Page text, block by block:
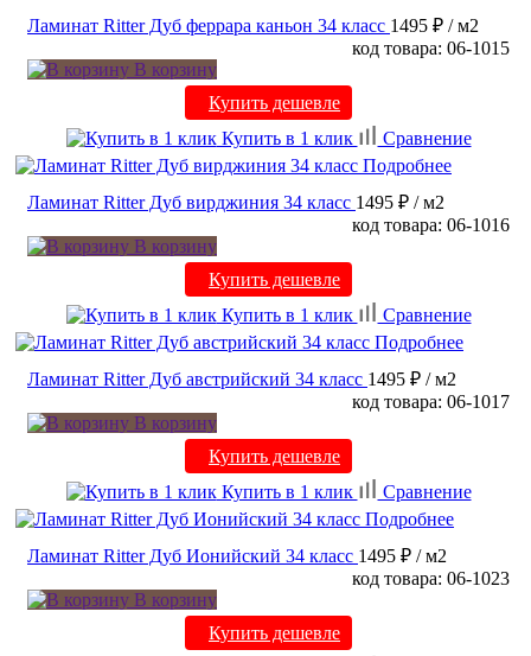
Ламинат Ritter Дуб феррара каньон 34 класс 1495 ₽ / м2
код товара: 06-1015
В корзину
Купить дешевле
Купить в 1 клик
Сравнение
Подробнее
Ламинат Ritter Дуб вирджиния 34 класс 1495 ₽ / м2
код товара: 06-1016
В корзину
Купить дешевле
Купить в 1 клик
Сравнение
Подробнее
Ламинат Ritter Дуб австрийский 34 класс 1495 ₽ / м2
код товара: 06-1017
В корзину
Купить дешевле
Купить в 1 клик
Сравнение
Подробнее
Ламинат Ritter Дуб Ионийский 34 класс 1495 ₽ / м2
код товара: 06-1023
В корзину
Купить дешевле